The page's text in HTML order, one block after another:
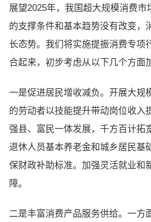
展望2025年，我国超大规模消费
的支撑条件和基本趋势没有改变，
长态势。我们将实施提振消费专项
合起来，初步考虑从以下几个方面
一是促进居民增收减负。开展大规
的劳动者以技能提升带动岗位收入
强县、富民一体发展，千方百计拓
退休人员基本养老金和城乡居民基
保财政补助标准。加强灵活就业和
障。
二是丰富消费产品服务供给。一方